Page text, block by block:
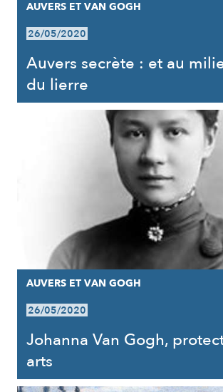
AUVERS ET VAN GOGH
26/05/2020
Auvers secrète : et au
du lierre
AUVERS ET VAN GOGH
26/05/2020
Johanna Van Gogh,
arts